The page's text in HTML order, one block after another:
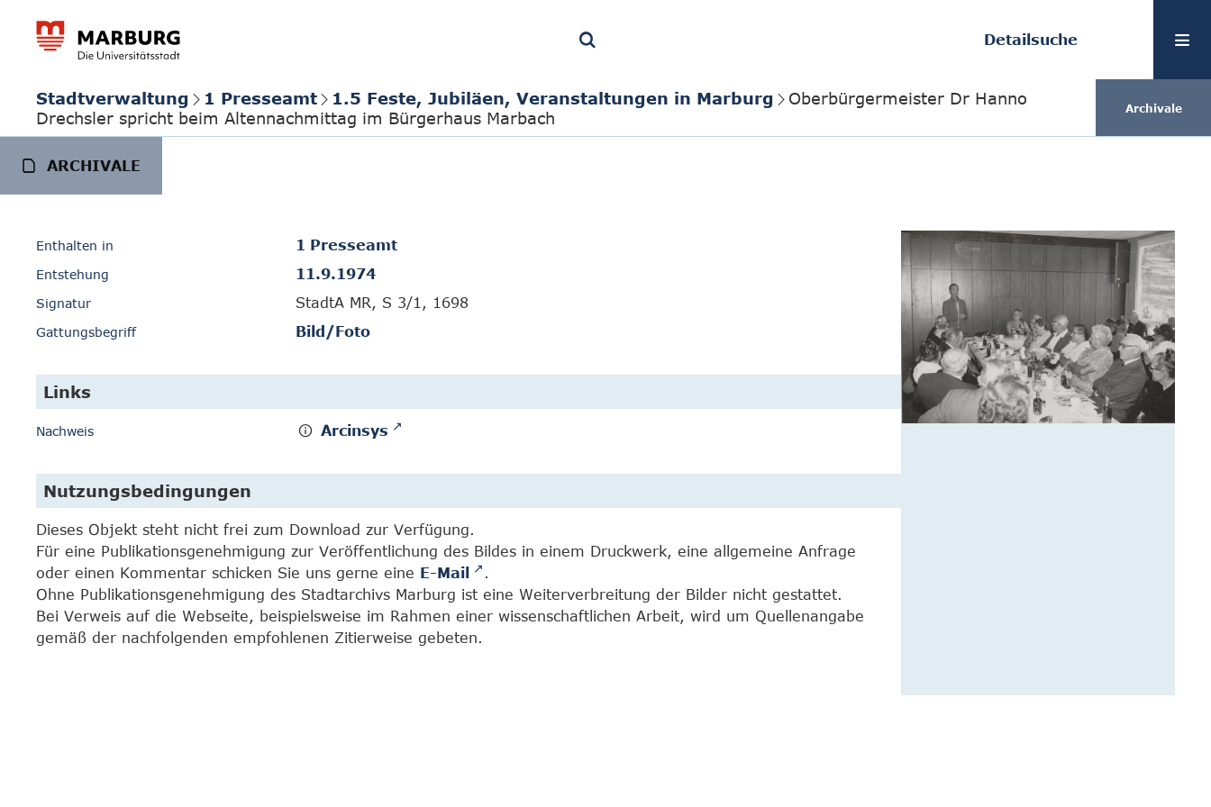
Detailsuche
Stadtverwaltung 1 Presseamt 1.5 Feste, Jubiläen, Veranstaltungen in Marburg
Oberbürgermeister Dr Hanno
Drechsler spricht beim Altennachmittag im Bürgerhaus Marbach
Archivale
ARCHIVALE
Enthalten in 1 Presseamt
Entstehung 11.9.1974
Signatur StadtA MR, S 3/1, 1698
Gattungsbegriff Bild/Foto
Links
Nachweis Arcinsys
Nutzungsbedingungen
Dieses Objekt steht nicht frei zum Download zur Verfügung.
Für eine Publikationsgenehmigung zur Veröffentlichung des Bildes in einem Druckwerk, eine allgemeine Anfrage
oder einen Kommentar schicken Sie uns gerne eine E-Mail
.
Ohne Publikationsgenehmigung des Stadtarchivs Marburg ist eine Weiterverbreitung der Bilder nicht gestattet.
Bei Verweis auf die Webseite, beispielsweise im Rahmen einer wissenschaftlichen Arbeit, wird um Quellenangabe
gemäß der nachfolgenden empfohlenen Zitierweise gebeten.